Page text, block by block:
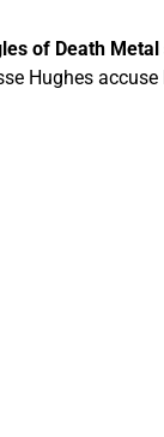
of Death